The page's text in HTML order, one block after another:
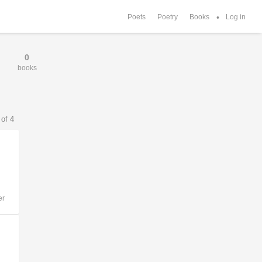
Poets Poetry Books Log in
0
books
of 4